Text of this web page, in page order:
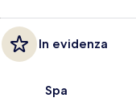
In evidenza
Spa